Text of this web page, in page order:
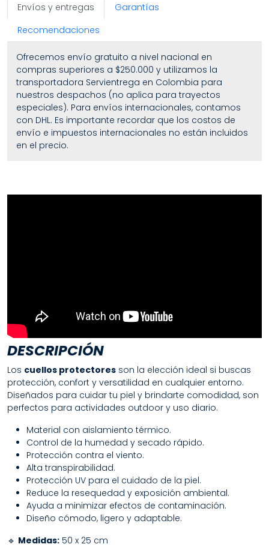
Envíos y entregas
Garantías
Recomendaciones
Ofrecemos envío gratuito a nivel nacional en
compras superiores a $250.000 y utilizamos la
transportadora Servientrega en Colombia para
nuestros despachos (no aplica para trayectos
especiales). Para envíos internacionales, contamos
con DHL. Es importante recordar que los costos de
envío e impuestos internacionales no están incluidos
en el precio.
DESCRIPCIÓN
Los cuellos protectores son la elección ideal si buscas
protección, confort y versatilidad en cualquier entorno.
Diseñados para cuidar tu piel y brindarte comodidad, son
perfectos para actividades outdoor y uso diario.
Material con aislamiento térmico.
Control de la humedad y secado rápido.
Protección contra el viento.
Alta transpirabilidad.
Protección UV para el cuidado de la piel.
Reduce la resequedad y exposición ambiental.
Ayuda a minimizar efectos de contaminación.
Diseño cómodo, ligero y adaptable.
🔹 Medidas: 50 x 25 cm